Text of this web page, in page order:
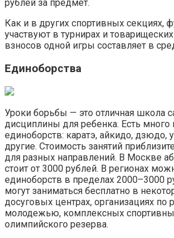
рублей за предмет.
Как и в других спортивных секциях,
участвуют в турнирах и
взносов одной игры составляет в
Единоборства
Уроки борьбы — это отличная школа
дисциплины для ребенка. Есть много
единоборств: каратэ, айкидо, дзюдо,
другие. Стоимость занятий
для разных направлений. В Москве
стоит от 3000 рублей. В регионах
единоборств в пределах 2000–3000
могут заниматься бесплатно в
досуговых центрах, организациях по
молодежью, комплексных
олимпийского резерва.